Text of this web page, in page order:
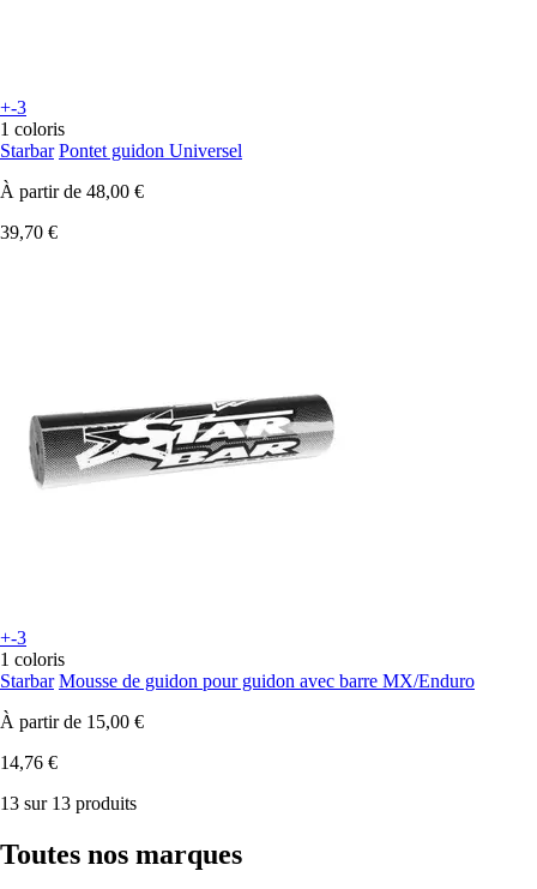
+-3
1 coloris
Starbar Pontet guidon Universel
À partir de 48,00 €
39,70 €
+-3
1 coloris
Starbar Mousse de guidon pour guidon avec barre MX/Enduro
À partir de 15,00 €
14,76 €
13 sur 13 produits
Toutes nos marques